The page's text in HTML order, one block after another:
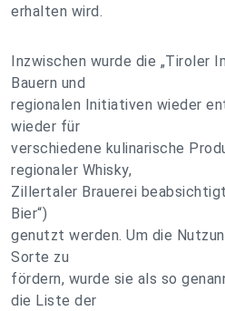
erhalten wird.
Inzwischen wurde die „Tiroler
Bauern und
regionalen Initiativen wieder
wieder für
verschiedene kulinarische
regionaler Whisky,
Zillertaler Brauerei
Bier“)
genutzt werden. Um die
Sorte zu
fördern, wurde sie als so
die Liste der